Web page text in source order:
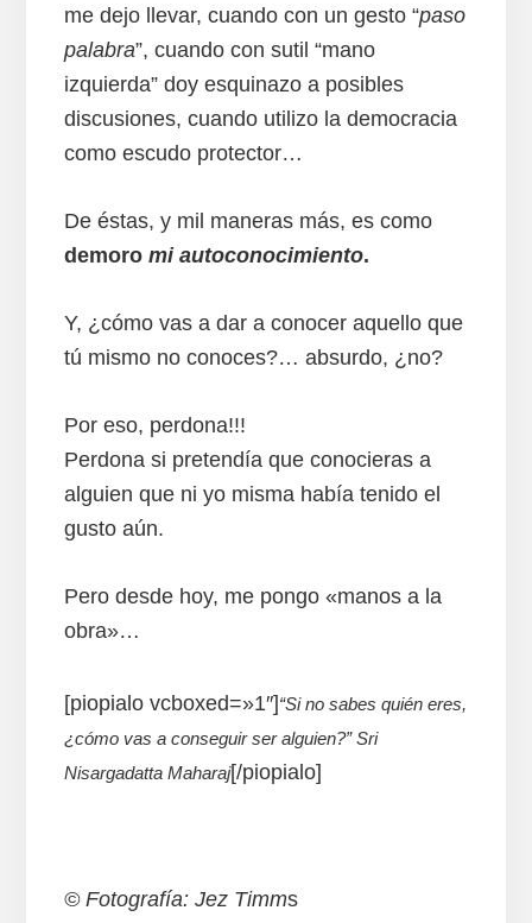
me dejo llevar, cuando con un gesto “paso
palabra”, cuando con sutil “mano
izquierda” doy esquinazo a posibles
discusiones, cuando utilizo la democracia
como escudo protector…
De éstas, y mil maneras más, es como
demoro mi autoconocimiento.
Y, ¿cómo vas a dar a conocer aquello que
tú mismo no conoces?… absurdo, ¿no?
Por eso, perdona!!!
Perdona si pretendía que conocieras a
alguien que ni yo misma había tenido el
gusto aún.
Pero desde hoy, me pongo «manos a la
obra»…
[piopialo vcboxed=»1″]“Si no sabes quién eres,
¿cómo vas a conseguir ser alguien?”Sri
Nisargadatta Maharaj[/piopialo]
© Fotografía: Jez Timms